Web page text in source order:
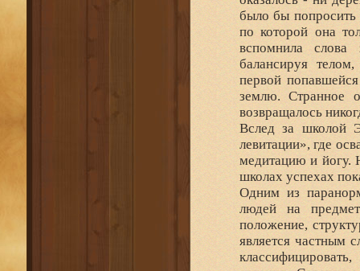
было бы попросить
по которой она
вспомнила слова
балансируя
первой
землю. Странное
возвращалось
Вслед за школой
левитации», где
медитацию и йогу.
школах успехах
Одним из
людей на
положение,
является частным